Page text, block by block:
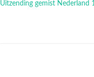
Uitzending gemist Nederland 1